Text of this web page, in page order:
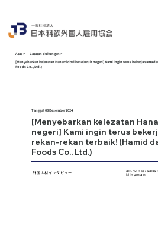
外国人材インタビュー
Atas> Catatan dukungan>
[Menyebarkan kelezatan Hanamidori ke seluruh negeri] Kami ingin terus bekerja sama
Foods Co., Ltd.)
Tanggal 03 Desember 2024
[Menyebarkan kelezatan
negeri] Kami ingin terus
rekan-rekan terbaik! (Hamid
Foods Co., Ltd.)
外国人材インタビュー Minuman